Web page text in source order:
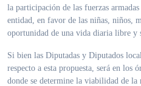
la participación de las fuerzas
entidad, en favor de las niñas, niños,
oportunidad de una vida diaria libre y
Si bien las Diputadas y Diputados
respecto a esta propuesta, será en los
donde se determine la viabilidad de la